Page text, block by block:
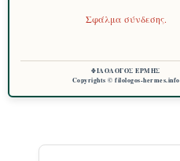
Σφάλμα σύνδεσης.
ΦΙΛΟΛΟΓΟΣ ΕΡΜΗΣ
Copyrights © filologos-hermes.info